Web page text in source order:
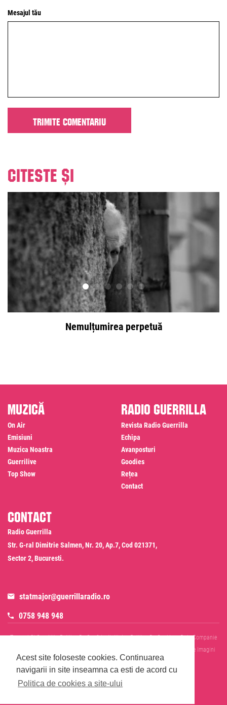
Acest site foloseste cookies. Continuarea
navigarii in site inseamna ca esti de acord cu
Politica de cookies a site-ului
Mesajul tău
Citeste și
Nemulțumirea perpetuă
Muzică
On Air
Emisiuni
Muzica Noastra
Guerrilive
Top Show
Radio Guerrilla
Revista Radio Guerrilla
Echipa
Avanposturi
Goodies
Rețea
Contact
Contact
Radio Guerrilla
Str. G-ral Dimitrie Salmen, Nr. 20, Ap.7, Cod 021371,
Sector 2, Bucuresti.
statmajor@guerrillaradio.ro
0758 948 948
Termeni Si Conditii Politica De Confidentialitate Politica De Cookies
Date Companie
Informare Prelucrare Imagini
Evenimente
Cod Deontologic